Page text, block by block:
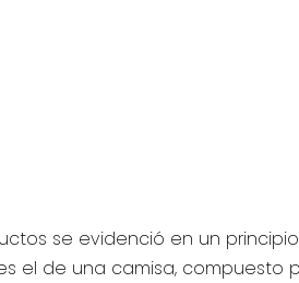
se evidenció en un
el de una camisa, compuesto